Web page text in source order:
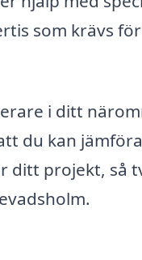
som krävs
i ditt
du kan
ditt projekt, så